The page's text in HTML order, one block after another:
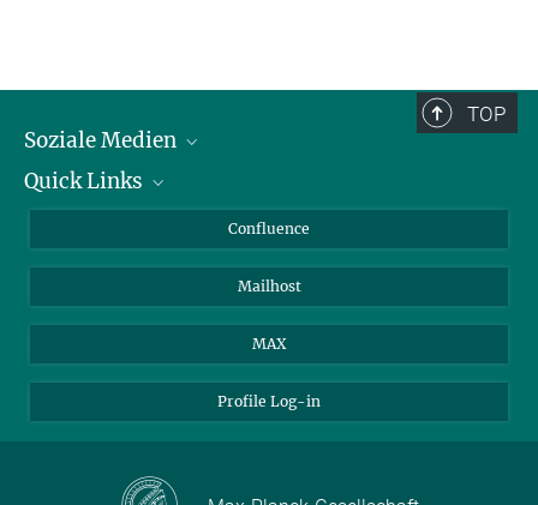
TOP
Soziale Medien
LinkedIn
YouTube
Quick Links
Für Journalisten und Journalistinnen
Über Tiere in der Forschung
Ihr Weg zu uns
Confluence
Mailhost
MAX
Profile Log-in